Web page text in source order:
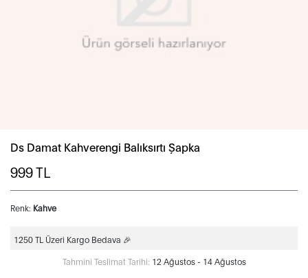
Ds Damat Kahverengi Balıksırtı Şapka
999TL
Renk: Kahve
1250 TL Üzeri Kargo Bedava 🎉
Tahmini Teslimat Tarihi: 12 Ağustos - 14 Ağustos